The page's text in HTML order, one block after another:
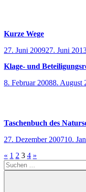
Kurze Wege
27. Juni 200927. Juni
Klage- und
8. Februar 20088. August
Taschenbuch des
27. Dezember 200710.
der
« Vorherige
Beiträge
1 2 3 4 Nächste
»
Suchen
nach: